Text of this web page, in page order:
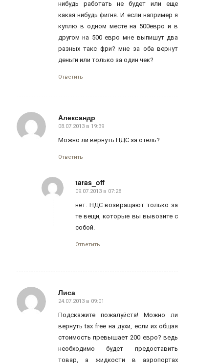
нибудь работать не будет или еще
какая нибудь фигня. И если например я
куплю в одном месте на 500евро и в
другом на 500 евро мне выпишут два
разных такс фри? мне за оба вернут
деньги или только за один чек?
Ответить
Александр
говорит:
08.07.2013 в 19:39
Можно ли вернуть НДС за отель?
Ответить
taras_off
говорит:
09.07.2013 в 07:28
нет. НДС возвращают только за
те вещи, которые вы вывозите с
собой.
Ответить
Лиса
говорит:
24.07.2013 в 09:01
Подскажите пожалуйста! Можно ли
вернуть tax free на духи, если их общая
стоимость превышает 200 евро? ведь
необходимо будет предоставить
товар, а жидкости в аэропортах